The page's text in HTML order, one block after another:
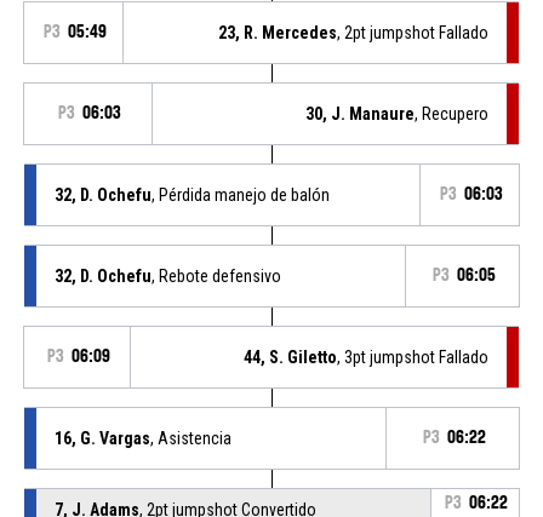
P3 05:49 23, R. Mercedes, 2pt jumpshot Fallado
P3 06:03 30, J. Manaure, Recupero
32, D. Ochefu, Pérdida manejo de balón P3 06:03
32, D. Ochefu, Rebote defensivo P3 06:05
P3 06:09 44, S. Giletto, 3pt jumpshot Fallado
16, G. Vargas, Asistencia P3 06:22
7, J. Adams, 2pt jumpshot Convertido
P3 06:22